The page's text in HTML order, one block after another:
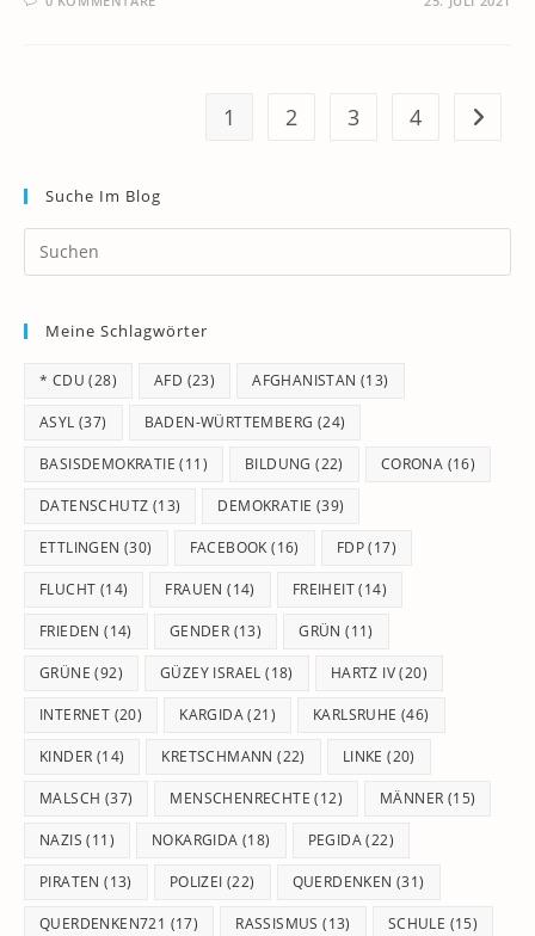
1 2 3 4 Zur
Suche Im Blog
Meine Schlagwörter
* CDU (28) AFD (23) AFGHANISTAN (13)
ASYL (37) BADEN-WÜRTTEMBERG (24)
BASISDEMOKRATIE (11) BILDUNG (22) CORONA (16)
DATENSCHUTZ (13) DEMOKRATIE (39)
ETTLINGEN (30) FACEBOOK (16) FDP(17)
FLUCHT (14) FRAUEN (14) FREIHEIT(14)
FRIEDEN (14) GENDER (13) GRÜN (11)
GRÜNE (92) GÜZEY ISRAEL (18) HARTZ IV(20)
INTERNET (20) KARGIDA(21) KARLSRUHE (46)
KINDER (14) KRETSCHMANN (22) LINKE (20)
MALSCH (37) MENSCHENRECHTE (12) MÄNNER (15)
NAZIS (11) NOKARGIDA (18) PEGIDA(22)
PIRATEN (13) POLIZEI (22) QUERDENKEN (31)
QUERDENKEN721 (17) RASSISMUS (13) SCHULE (15)